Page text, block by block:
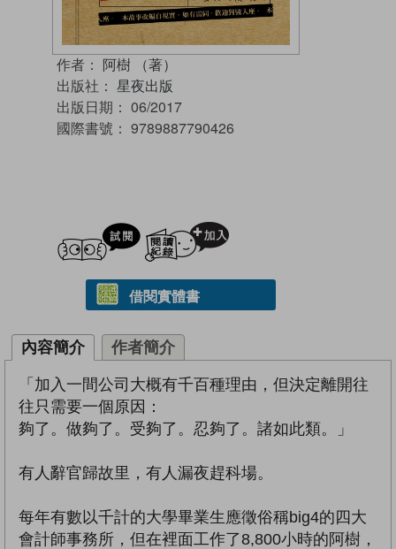
作者： 阿樹 （著）
出版社： 星夜出版
出版日期： 06/2017
國際書號： 9789887790426
試閲
借閱實體書
內容簡介 作者簡介
「加入一間公司大概有千百種理由，但決定離開往
往只需要一個原因：
夠了。做夠了。受夠了。忍夠了。諸如此類。」
有人辭官歸故里，有人漏夜趕科場。
每年有數以千計的大學畢業生應徵俗稱big4的四大
會計師事務所，但在裡面工作了8,800小時的阿樹，